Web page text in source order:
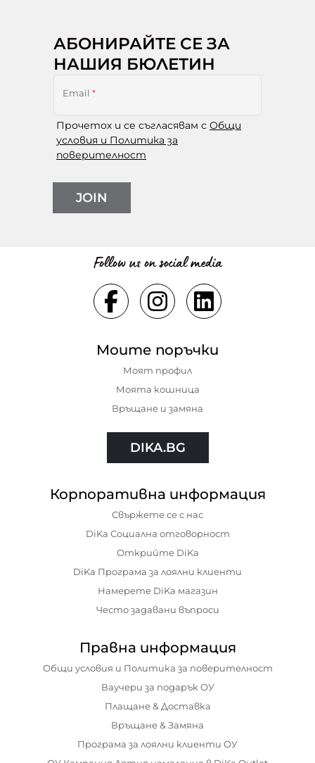
АБОНИРАЙТЕ СЕ ЗА
НАШИЯ БЮЛЕТИН
Email *
Прочетох и се съгласявам с Общи
условия и Политика за
поверителност
JOIN
Follow us on social media
Моите поръчки
Моят профил
Моята кошница
Връщане и замяна
DIKA.BG
Корпоративна информация
Свържете се с нас
DiKa Социална отговорност
Открийте DiKa
DiKa Програма за лоялни клиенти
Намерете DiKa магазин
Често задавани въпроси
Правна информация
Общи условия и Политика за поверителност
Ваучери за подарък ОУ
Плащане & Доставка
Връщане & Замяна
Програма за лоялни клиенти ОУ